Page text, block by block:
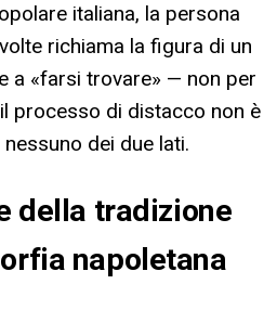
italiana, la persona
richiama la figura di un
a «farsi trovare» — non per
processo di distacco non è
dei due lati.
della tradizione
napoletana